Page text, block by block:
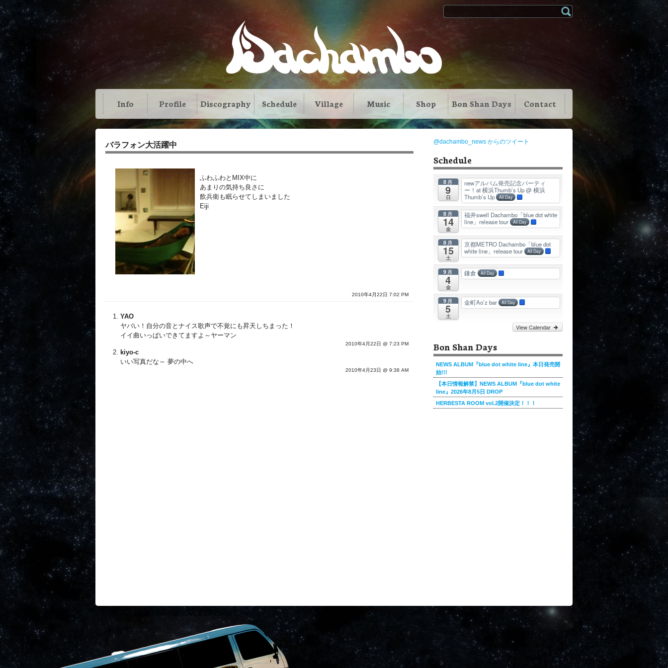
Info Profile Discography Schedule Village Music Shop Bon Shan Days Contact
バラフォン大活躍中
ふわふわとMIX中に
あまりの気持ち良さに
飲兵衛も眠らせてしまいました
Eiji
2010年4月22日 7:02 PM
YAO
ヤバい！自分の音とナイス歌声で不覚にも昇天しちまった！
イイ曲いっぱいできてますよ～ヤーマン
2010年4月22日 @ 7:23 PM
kiyo-c
いい写真だな～ 夢の中へ
2010年4月23日 @ 9:38 AM
@dachambo_news からのツイート
Schedule
8月
9
日
newアルバム発売記念パーティ
ー！at 横浜Thumb’s Up@ 横浜
Thumb’s Up All Day
8月
14
金
福井swell Dachambo「blue dot white
line」release tour All Day
8月
15
土
京都METRO Dachambo「blue dot
white line」release tour All Day
9月
4
金
鎌倉 All Day
9月
5
土
金町Ao’z bar All Day
View Calendar
Bon Shan Days
NEWS ALBUM『blue dot white line』本日発売開
始!!!
【本日情報解禁】NEWS ALBUM『blue dot white
line』2026年8月5日 DROP
HERBESTA ROOM vol.2開催決定！！！